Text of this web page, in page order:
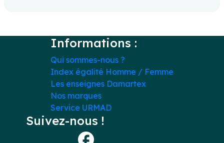
Informations :
Qui sommes-nous ?
Index égalité Homme / Femme
Les enseignes Damartex
Nos marques
Service URMAD
Suivez-nous !